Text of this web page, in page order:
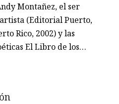
Montañez, el ser
(Editorial Puerto,
Rico, 2002) y las
El Libro de los…